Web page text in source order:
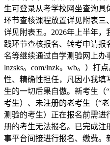
生可登录从考学校网坐查询具
环节查核课程放置详见附表三
详见附表五。2026年上半年
践环节查核报名、转考申请报
名等继续通过自学测验网上办
lnzsks。com/lnzk。wb。）打
性、精确性担任，凡因小我填
生的一切后果自傲。新考生（
考生）、未注册的老考生（“
测验的考生）正在报名前需进
册的考生无法报名。已完成注
事平台间接进行报名、缴费。